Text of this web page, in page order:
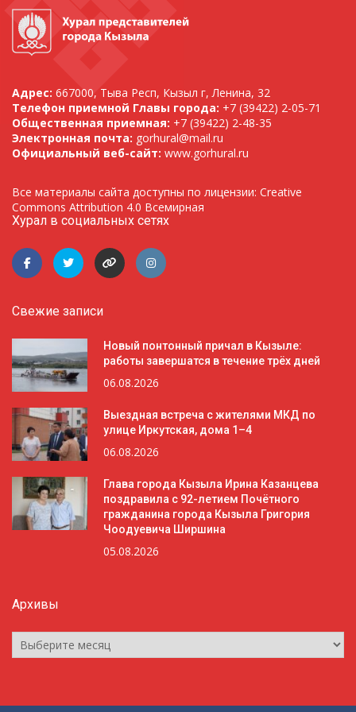
Адрес: 667000, Тыва Респ, Кызыл г, Ленина, 32
Телефон приемной Главы города: +7 (39422) 2-05-71
Общественная приемная: +7 (39422) 2-48-35
Электронная почта: gorhural@mail.ru
Официальный веб-сайт: www.gorhural.ru
Все материалы сайта доступны по лицензии: Creative
Commons Attribution 4.0 Всемирная
Хурал в социальных сетях
Свежие записи
Новый понтонный причал в Кызыле:
работы завершатся в течение трёх дней
06.08.2026
Выездная встреча с жителями МКД по
улице Иркутская, дома 1–4
06.08.2026
Глава города Кызыла Ирина Казанцева
поздравила с 92-летием Почётного
гражданина города Кызыла Григория
Чоодуевича Ширшина
05.08.2026
Архивы
Архивы